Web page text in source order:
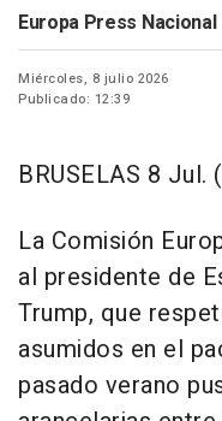
Europa Press Nacional
Miércoles, 8 julio 2026
Publicado: 12:39
BRUSELAS 8 Jul.
La Comisión
al presidente de
Trump, que
asumidos en el
pasado verano